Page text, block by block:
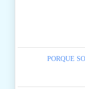
PORQUE